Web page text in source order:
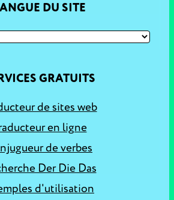
DU SITE
GRATUITS
de sites web
en ligne
de verbes
Der Die Das
d'utilisation